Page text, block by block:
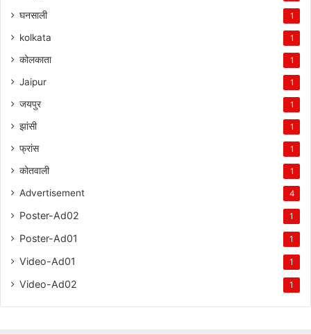
घनसाली 1
kolkata 1
कोलकाता 1
Jaipur 1
जयपुर 1
झांसी 1
फ्रांस 1
कोतवाली 1
Advertisement 4
Poster-Ad02 1
Poster-Ad01 1
Video-Ad01 1
Video-Ad02 1